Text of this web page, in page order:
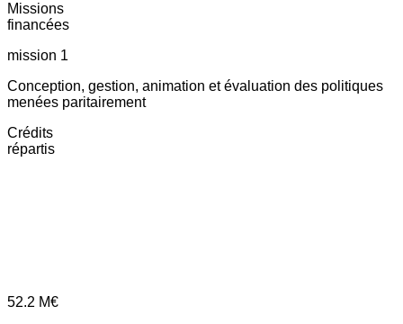
Missions
financées
mission 1
Conception, gestion, animation et évaluation des politiques
menées paritairement
Crédits
répartis
52.2 M€